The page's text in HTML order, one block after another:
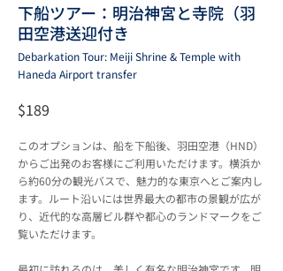
下船ツアー：明治神宮と寺院（羽
田空港送迎付き
Debarkation Tour: Meiji Shrine & Temple with
Haneda Airport transfer
$189
このオプションは、船を下船後、羽田空港（HND）
からご出発のお客様にご利用いただけます。横浜か
ら約60分の観光バスで、魅力的な東京へとご案内し
ます。ルート沿いには世界最大の都市の景観が広が
り、近代的な高層ビル群や都心のランドマークをご
覧いただけます。